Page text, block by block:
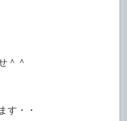
＾＾
す・・